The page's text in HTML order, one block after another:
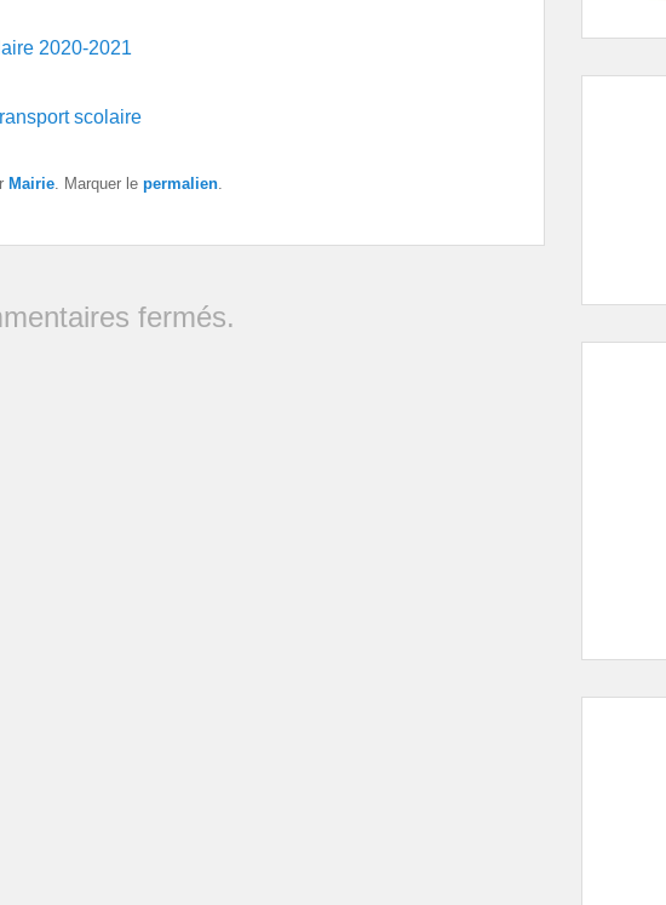
2020-2021
scolaire
Mairie . Marquer le permalien
fermés.